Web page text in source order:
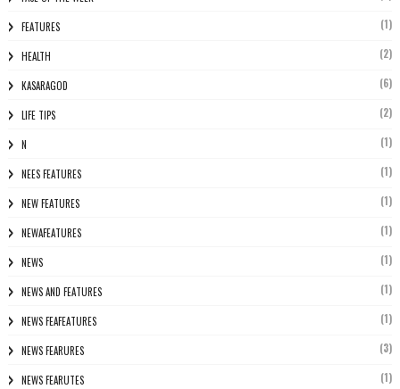
FEATURES (1)
HEALTH (2)
KASARAGOD (6)
LIFE TIPS (2)
N (1)
NEES FEATURES (1)
NEW FEATURES (1)
NEWAFEATURES (1)
NEWS (1)
NEWS AND FEATURES (1)
NEWS FEAFEATURES (1)
NEWS FEARURES (3)
NEWS FEARUTES (1)